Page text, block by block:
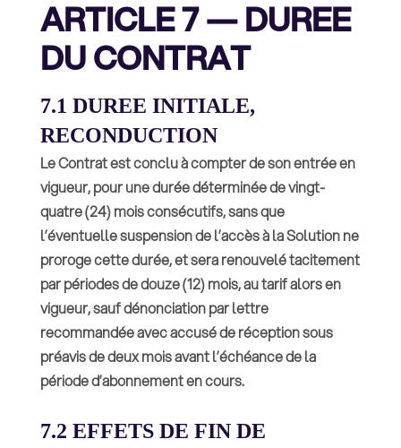
ARTICLE 7 — DUREE
DU CONTRAT
7.1 DUREE INITIALE,
RECONDUCTION
Le Contrat est conclu à compter de son entrée en
vigueur, pour une durée déterminée de vingt-
quatre (24) mois consécutifs, sans que
l’éventuelle suspension de l’accès à la Solution ne
proroge cette durée, et sera renouvelé tacitement
par périodes de douze (12) mois, au tarif alors en
vigueur, sauf dénonciation par lettre
recommandée avec accusé de réception sous
préavis de deux mois avant l’échéance de la
période d’abonnement en cours.
7.2 EFFETS DE FIN DE